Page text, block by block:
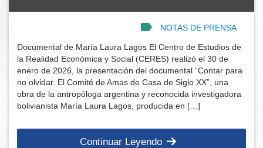
NOTAS DE PRENSA
Documental de María Laura Lagos El Centro de Estudios de
la Realidad Económica y Social (CERES) realizó el 30 de
enero de 2026, la presentación del documental “Contar para
no olvidar. El Comité de Amas de Casa de Siglo XX”, una
obra de la antropóloga argentina y reconocida investigadora
bolivianista María Laura Lagos, producida en […]
Continuar Leyendo